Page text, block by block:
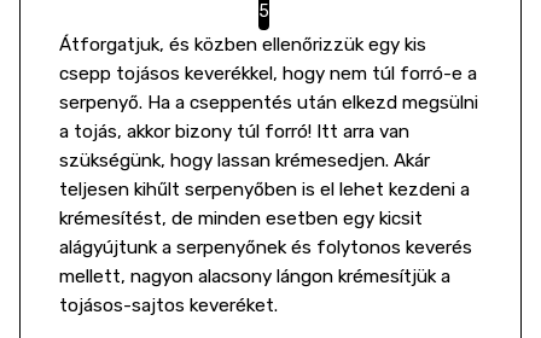
Átforgatjuk, és közben ellenőrizzük egy kis
csepp tojásos keverékkel, hogy nem túl forró-e a
serpenyő. Ha a cseppentés után elkezd megsülni
a tojás, akkor bizony túl forró! Itt arra van
szükségünk, hogy lassan krémesedjen. Akár
teljesen kihűlt serpenyőben is el lehet kezdeni a
krémesítést, de minden esetben egy kicsit
alágyújtunk a serpenyőnek és folytonos keverés
mellett, nagyon alacsony lángon krémesítjük a
tojásos-sajtos keveréket.